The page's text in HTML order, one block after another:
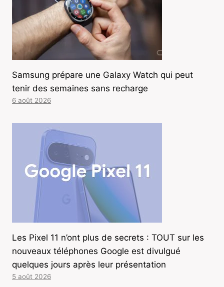
Samsung prépare une Galaxy Watch qui peut
tenir des semaines sans recharge
6 août 2026
Les Pixel 11 n’ont plus de secrets : TOUT sur les
nouveaux téléphones Google est divulgué
quelques jours après leur présentation
5 août 2026